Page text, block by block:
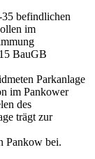
befindlichen
im
BauGB
Parkanlage
im Pankower
des
trägt zur
Pankow bei.